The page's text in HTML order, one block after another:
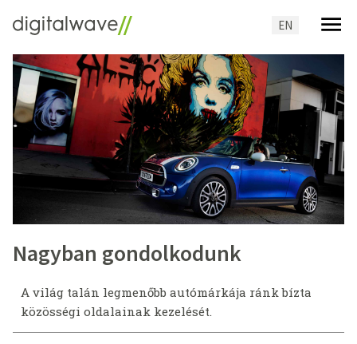
EN
Nagyban gondolkodunk
A világ talán legmenőbb autómárkája ránk bízta
közösségi oldalainak kezelését.